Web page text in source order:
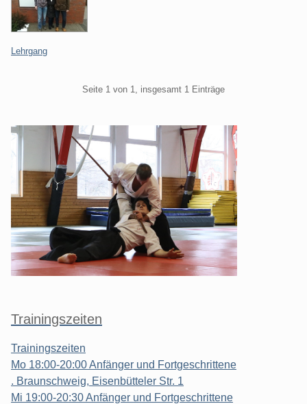
Kategorien:
Lehrgang
Seite 1 von 1, insgesamt 1 Einträge
Seitenleiste
Trainingszeiten
Trainingszeiten
Mo 18:00-20:00 Anfänger und Fortgeschrittene
. Braunschweig, Eisenbütteler Str. 1
Mi 19:00-20:30 Anfänger und Fortgeschrittene